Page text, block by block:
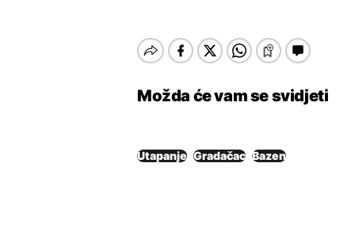
Možda će vam se svidjeti
Utapanje Gradačac Bazen